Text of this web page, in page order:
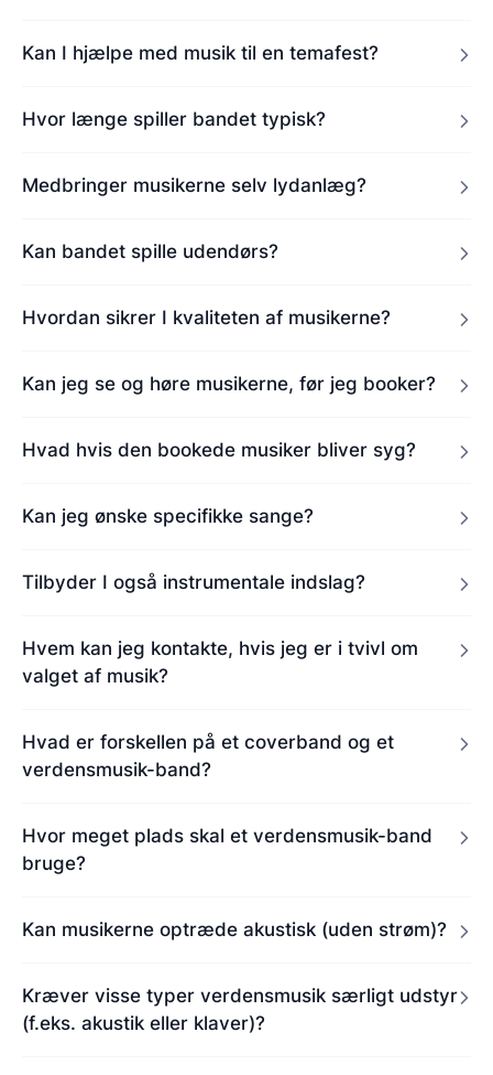
Kan I hjælpe med musik til en temafest?
Hvor længe spiller bandet typisk?
Medbringer musikerne selv lydanlæg?
Kan bandet spille udendørs?
Hvordan sikrer I kvaliteten af musikerne?
Kan jeg se og høre musikerne, før jeg booker?
Hvad hvis den bookede musiker bliver syg?
Kan jeg ønske specifikke sange?
Tilbyder I også instrumentale indslag?
Hvem kan jeg kontakte, hvis jeg er i tvivl om
valget af musik?
Hvad er forskellen på et coverband og et
verdensmusik-band?
Hvor meget plads skal et verdensmusik-band
bruge?
Kan musikerne optræde akustisk (uden strøm)?
Kræver visse typer verdensmusik særligt udstyr
(f.eks. akustik eller klaver)?